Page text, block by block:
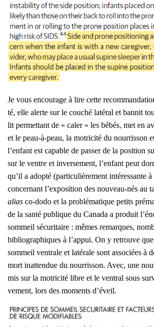
Je vous encou­rage à lire cette
té, elle alerte sur le cou­ché laté­ral et ban­nit
lit per­met­tant de « caler » les bébés, met en
et le peau-à-peau, la motri­ci­té du nour­ris­son
l’enfant est capable de pas­ser de la posi­tion
sur le ventre et inver­se­ment, l’enfant peut
qu’il a adop­té (par­ti­cu­liè­re­ment inté­res­sante
concer­nant l’exposition des nou­veau-nés au
alias co-dodo et la pro­blé­ma­tique petits
de la san­té publique du Cana­da a pro­duit
som­meil sécu­ri­taire : mêmes remarques,
biblio­gra­phiques à l’appui. On y retrouve
som­meil ven­trale et laté­rale sont asso­ciées à
mort inat­ten­due du nour­ris­son. Avec, une
mis sur la motri­ci­té libre et le ven­tral sous
ve­ment, lors des moments d’éveil.